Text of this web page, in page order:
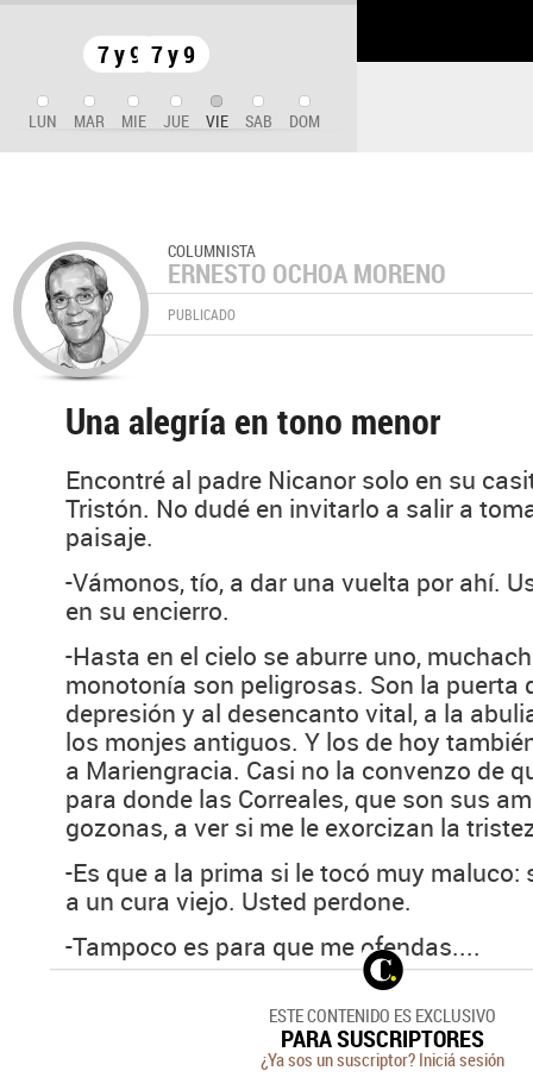
7 y 9 7 y 9
LUN MAR MIE JUE VIE SAB DOM
COLUMNISTA
ERNESTO OCHOA MORENO
PUBLICADO
Una alegría en tono menor
Encontré al padre Nicanor solo en su
Tristón. No dudé en invitarlo a salir a
paisaje.
-Vámonos, tío, a dar una vuelta por ahí.
en su encierro.
-Hasta en el cielo se aburre uno,
monotonía son peligrosas. Son la puerta
depresión y al desencanto vital, a la
los monjes antiguos. Y los de hoy
a Mariengracia. Casi no la convenzo de
para donde las Correales, que son sus
gozonas, a ver si me le exorcizan la
-Es que a la prima si le tocó muy
a un cura viejo. Usted perdone.
-Tampoco es para que me ofendas....
ESTE CONTENIDO ES EXCLUSIVO
PARA SUSCRIPTORES
¿Ya sos un suscriptor? Iniciá sesión